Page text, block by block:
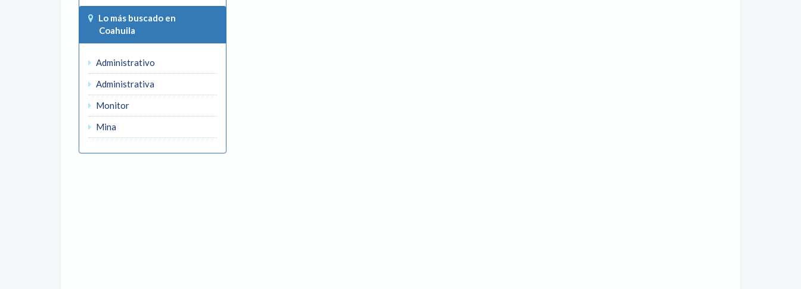
Lo más buscado en
Coahuila
Administrativo
Administrativa
Monitor
Mina